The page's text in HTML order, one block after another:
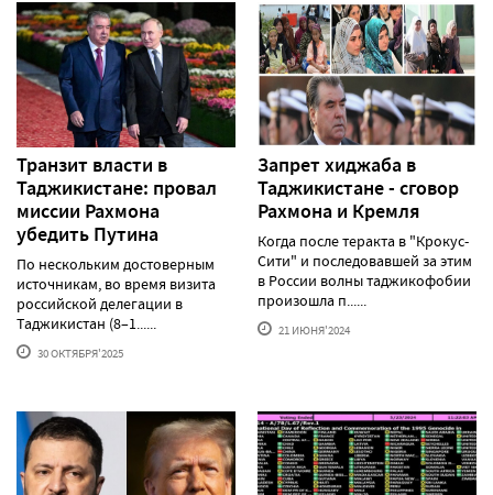
Транзит власти в
Таджикистане: провал
миссии Рахмона
убедить Путина
По нескольким достоверным
источникам, во время визита
российской делегации в
Таджикистан (8–1......
30 ОКТЯБРЯ'2025
Запрет хиджаба в
Таджикистане - сговор
Рахмона и Кремля
Когда после теракта в "Крокус-
Сити" и последовавшей за этим
в России волны таджикофобии
произошла п......
21 ИЮНЯ'2024